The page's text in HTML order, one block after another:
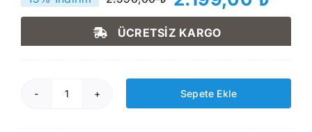
Orijinal
fiyat:
2.590,00 ₺.
Şu
andaki
fiyat:
2.199,00 ₺.
ÜCRETSİZ KARGO
Rizline
Sepete Ekle